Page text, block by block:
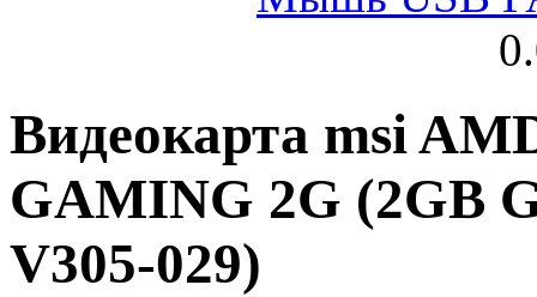
Видеокарта msi
GAMING 2G (2GB
V305-029)